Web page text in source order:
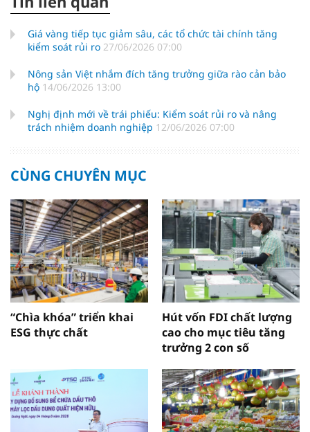
Giá vàng tiếp tục giảm sâu, các tổ chức tài chính tăng
kiểm soát rủi ro 27/06/2026 07:00
Nông sản Việt nhắm đích tăng trưởng giữa rào cản bảo
hộ 14/06/2026 13:00
Nghị định mới về trái phiếu: Kiểm soát rủi ro và nâng
trách nhiệm doanh nghiệp 12/06/2026 07:00
CÙNG CHUYÊN MỤC
“Chìa khóa” triển khai
ESG thực chất
Hút vốn FDI chất lượng
cao cho mục tiêu tăng
trưởng 2 con số